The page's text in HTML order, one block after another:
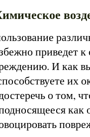
приведет
И как
их
о том,
как